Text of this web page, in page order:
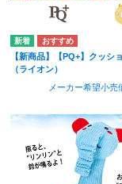
【新商品】【PQ+】クッシ
（ライオン）
メーカー希望小売